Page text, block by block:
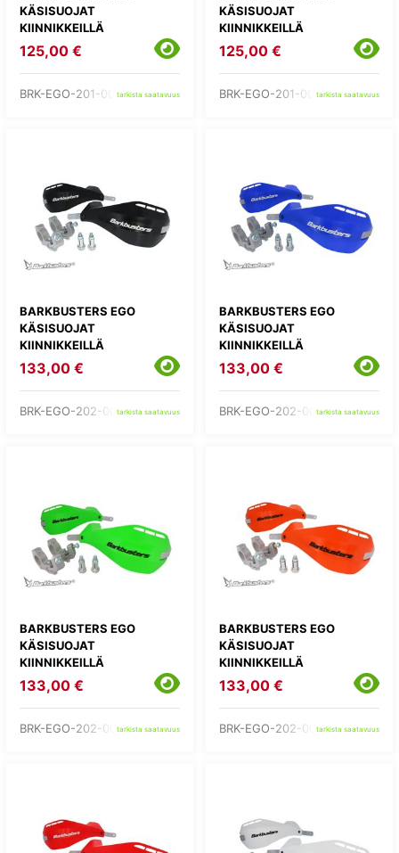
KÄSISUOJAT
KIINNIKKEILLÄ
125,00 €
BRK-EGO-201-00-YEtarkista saatavuus
KÄSISUOJAT
KIINNIKKEILLÄ
125,00 €
BRK-EGO-201-00-YHtarkista saatavuus
BARKBUSTERS EGO
KÄSISUOJAT
KIINNIKKEILLÄ
133,00 €
BRK-EGO-202-00-BKtarkista saatavuus
BARKBUSTERS EGO
KÄSISUOJAT
KIINNIKKEILLÄ
133,00 €
BRK-EGO-202-00-BUtarkista saatavuus
BARKBUSTERS EGO
KÄSISUOJAT
KIINNIKKEILLÄ
133,00 €
BRK-EGO-202-00-GRtarkista saatavuus
BARKBUSTERS EGO
KÄSISUOJAT
KIINNIKKEILLÄ
133,00 €
BRK-EGO-202-00-ORtarkista saatavuus